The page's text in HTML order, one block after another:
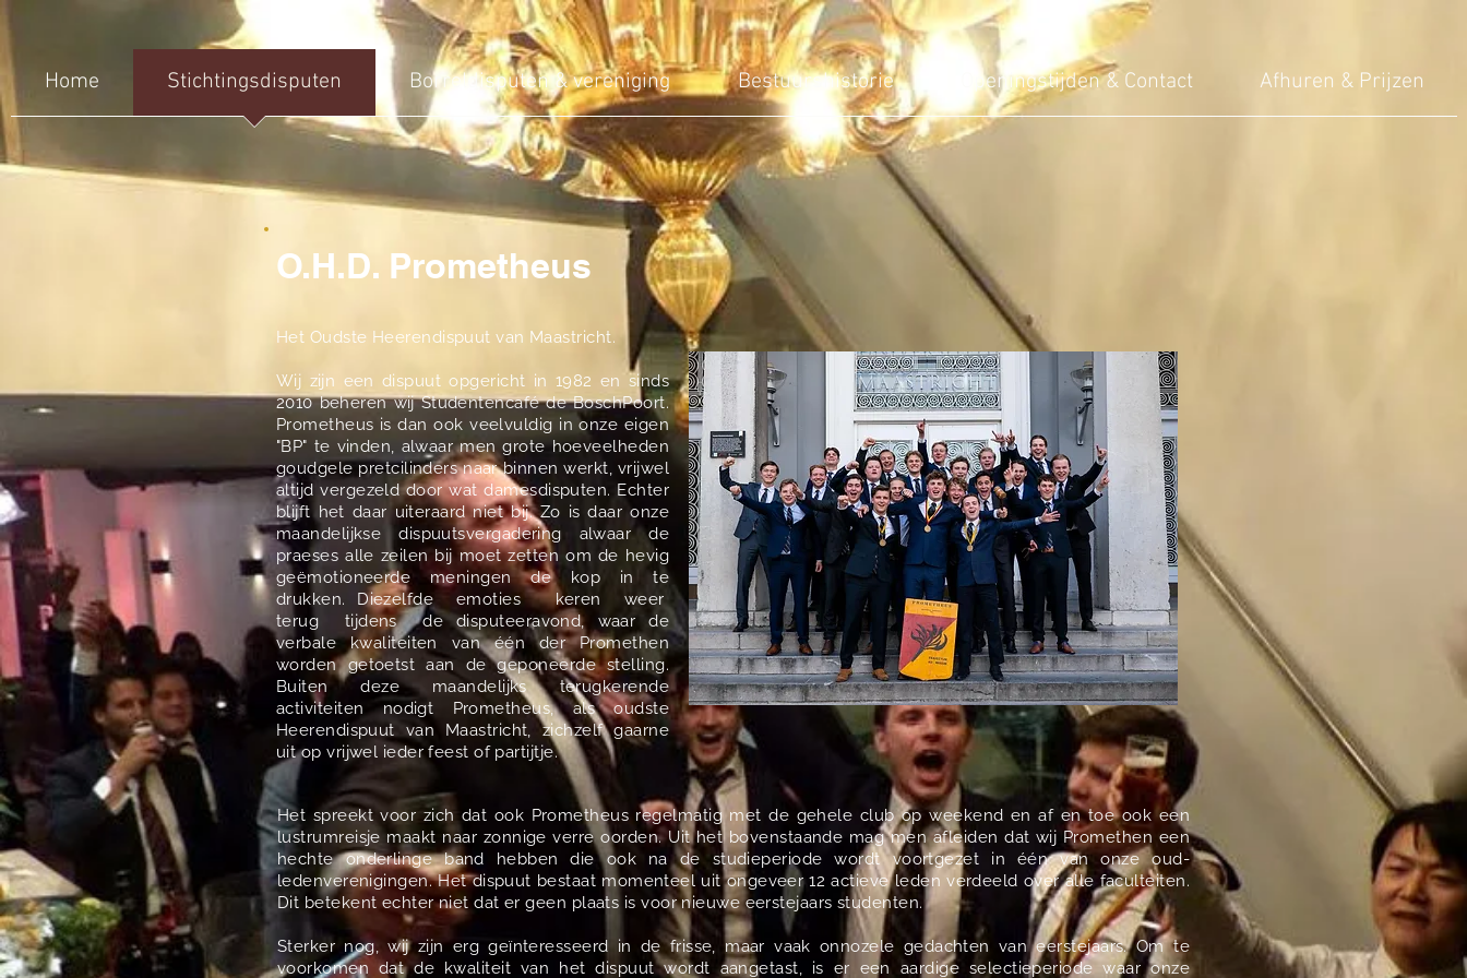
Home Stichtingsdisputen Borreldisputen & vereniging Bestuurshistorie Openingstijden & Contact Afhuren & Prijzen
O.H.D. Prometheus
Het Oudste Heerendispuut van Maastricht.
Wij zijn een dispuut opgericht in 1982 en sinds
2010 beheren wij Studentencafé de BoschPoort.
Prometheus is dan ook veelvuldig in onze eigen
"BP" te vinden, alwaar men grote hoeveelheden
goudgele pretcilinders naar binnen werkt, vrijwel
altijd vergezeld door wat damesdisputen. Echter
blijft het daar uiteraard niet bij. Zo is daar onze
maandelijkse dispuutsvergadering alwaar de
praeses alle zeilen bij moet zetten om de hevig
geëmotioneerde meningen de kop in te
drukken. Diezelfde emoties keren weer
terug tijdens de disputeeravond, waar de
verbale kwaliteiten van één der Promethen
worden getoetst aan de geponeerde stelling.
Buiten deze maandelijks terugkerende
activiteiten nodigt Prometheus, als oudste
Heerendispuut van Maastricht, zichzelf gaarne
uit op vrijwel ieder feest of partijtje.
Het spreekt voor zich dat ook Prometheus regelmatig met de gehele club op weekend en af en toe ook een
lustrumreisje maakt naar zonnige verre oorden. Uit het bovenstaande mag men afleiden dat wij Promethen een
hechte onderlinge band hebben die ook na de studieperiode wordt voortgezet in één van onze oud-
ledenverenigingen. Het dispuut bestaat momenteel uit ongeveer 12 actieve leden verdeeld over alle faculteiten.
Dit betekent echter niet dat er geen plaats is voor nieuwe eerstejaars studenten.
Sterker nog, wij zijn erg geïnteresseerd in de frisse, maar vaak onnozele gedachten van eerstejaars. Om te
voorkomen dat de kwaliteit van het dispuut wordt aangetast, is er een aardige selectieperiode waar onze